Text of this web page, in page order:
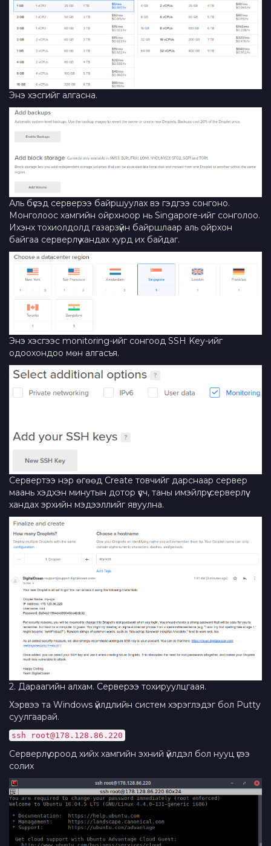
Энэ хэсгийг алгасна.
Аль бүсэд серверээ байршуулах вэ гэдгээ сонгоно.
Монголоос хамгийн ойрхноор нь Singapore-ийг сонголоо.
Ихэнх тохиолдолд газарзүйн байршлаар аль ойрхон
байгаа серверлүү хандах хурд их байдаг.
Энэ хэсгээс monitoring-ийг сонгоод SSH Key-ийг
одоохондоо мөн алгасъя.
Сервертээ нэр өгөөд Create товчийг дарснаар сервер
маань хэдхэн минутын дотор үүсч, таны имэйлрүү серверлүү
хандах эрхийн мэдээллийг явуулна.
2. Дараагийн алхам. Серверээ тохируулцгаая.
Хэрвээ та Windows үйлдлийн систем хэрэглэдэг бол Putty
суулгаарай.
ssh root@178.128.86.220
Серверлүү ороод хийх хамгийн эхний үйлдэл бол нууц үгээ
солих